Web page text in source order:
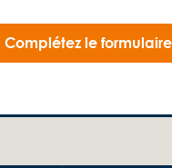
Complétez le